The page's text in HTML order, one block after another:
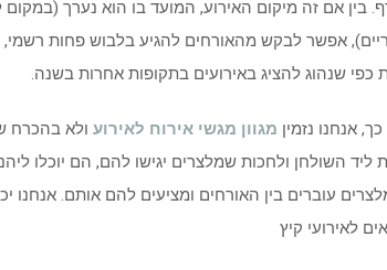
בין אם זה מיקום האירוע, המועד בו הוא נערך
אפשר לבקש מהאורחים להגיע בלבוש פחות רשמי,
כפי שנהוג להציג באירועים בתקופות אחרות בשנה.
אנחנו נזמין מגוון מגשי אירוח לאירוע ולא בהכרח
ליד השולחן ולחכות שמלצרים יגישו להם, הם יוכלו
עוברים בין האורחים ומציעים להם אותם. אנחנו
לאירועי קיץ